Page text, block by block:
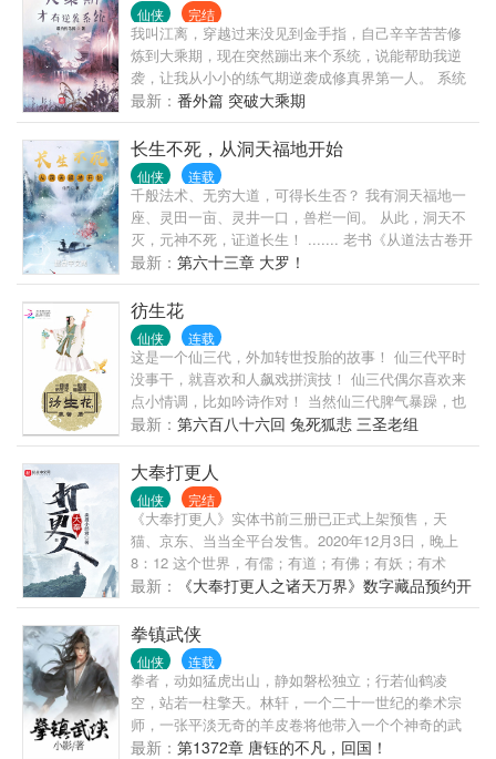
仙侠 完结
我叫江离，穿越过来没见到金手指，自己辛辛苦苦修
炼到大乘期，现在突然蹦出来个系统，说能帮助我逆
袭，让我从小小的练气期逆袭成修真界第一人。 系统
大哥，你出来晚了，我，江离，当代人皇，九州共
尊，已经是修真界第一人了。
最新： 番外篇 突破大乘期
长生不死，从洞天福地开始
仙侠 连载
千般法术、无穷大道，可得长生否？ 我有洞天福地一
座、灵田一亩、灵井一口，兽栏一间。 从此，洞天不
灭，元神不死，证道长生！ ....... 老书《从道法古卷开
始》高订近万，放心追读！
最新： 第六十三章 大罗！
彷生花
仙侠 连载
这是一个仙三代，外加转世投胎的故事！ 仙三代平时
没事干，就喜欢和人飙戏拼演技！ 仙三代偶尔喜欢来
点小情调，比如吟诗作对！ 当然仙三代脾气暴躁，也
不太好交流！ 好在，仙三代她是一个有涵养的仙儿！
知道什么时候火气要灭，什么时候脾气要忍！ 仙三代
的处事法则是： 小命要紧，关键时刻不怂！ 其他时
刻，该怂还得认怂！ 仙三代的平生追求，就是过得仙
飘飘！ 仙三代的命就是好，平日里总做着甩手掌柜！
但是，仙三代的修为却是蹭蹭蹭往上长！ 让人来气的
是，这仙三代还有一枚彷生玉！ 这枚彷生玉，几乎无
所不能！ 自从有了它，情牵你我他！ 自从有了它，仗
玉走天涯！ 自从有了它，高手多被杀！ 自从有了它，
有事也不怕！ 养馨友情提示，以上包袱可全都是单
押！
最新： 第六百八十六回 兔死狐悲 三圣老组
大奉打更人
仙侠 完结
《大奉打更人》实体书前三册已正式上架预售，天
猫、京东、当当全平台发售。2020年12月3日，晚上
8：12 这个世界，有儒；有道；有佛；有妖；有术
士。 警校毕业的许七安幽幽醒来，发现自己身处牢狱
之中，三日后流放边陲..... 他起初的目的只是自保，顺
便在这个没有人权的社会里当个富家翁悠闲度日。
...... 多年后，许七安回首前尘，身后是早已逝去的敌
人，以及累累白骨。 滚滚长江东逝水，浪花淘尽英
雄，是非成败转头空。 青山依旧在，几度夕阳红。
最新：
《大奉打更人之诸天万界》数字藏品预约开
始啦！
拳镇武侠
仙侠 连载
拳者，动如猛虎出山，静如磐松独立；行若仙鹤凌
空，站若一柱擎天。林轩，一个二十一世纪的拳术宗
师，一张平淡无奇的羊皮卷将他带入一个个神奇的武
侠世界，一场场江湖动荡由此开始。
最新： 第1372章 唐钰的不凡，回国！